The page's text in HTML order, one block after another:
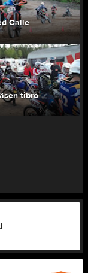
Calle
tibro